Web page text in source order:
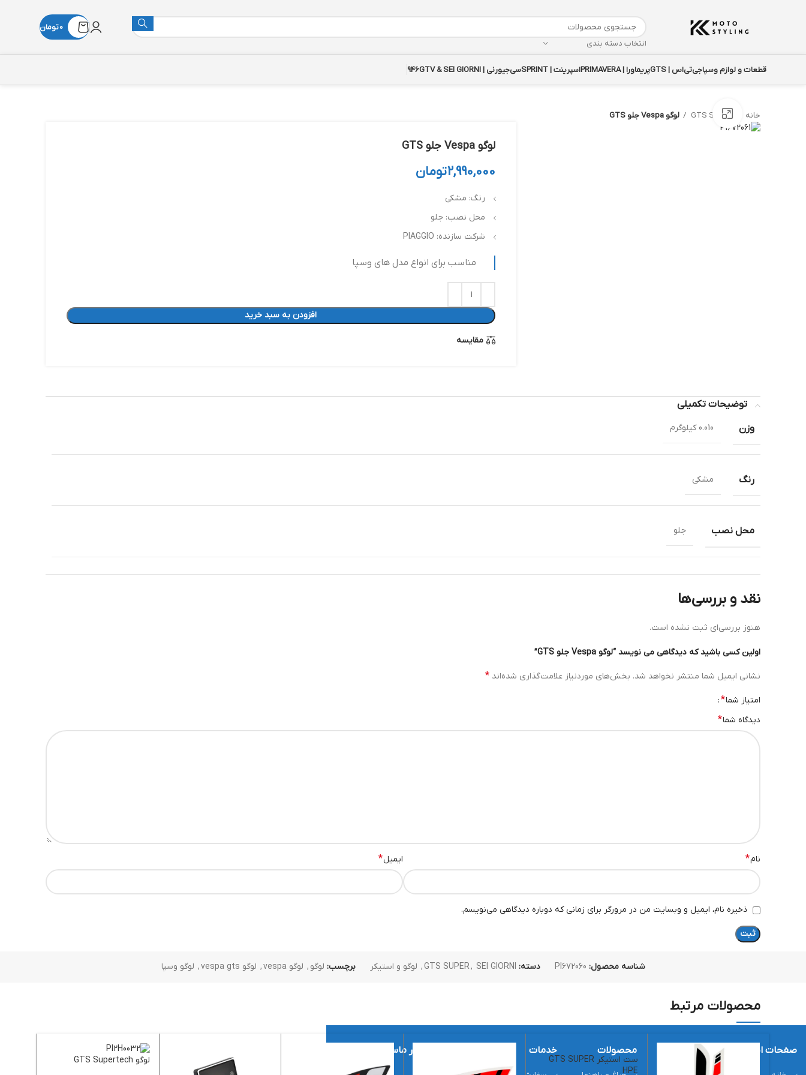
انتخاب دسته بندی
0تومان
قطعات و لوازم وسپاجی‌تی‌اس | GTS پریماورا | PRIMAVERA اسپرینت | SPRINT سی‌جیورنی | GTV & SEI GIORNI 946
خانه GTS SUPER لوگو Vespa جلو GTS
بزرگنمایی تصویر
لوگو Vespa جلو GTS
2,990,000تومان
رنگ: مشکی
محل نصب: جلو
شرکت سازنده: PIAGGIO
مناسب برای انواع مدل های وسپا
افزودن به سبد خرید
مقایسه
توضیحات تکمیلی
وزن
0.010 کیلوگرم
رنگ مشکی
محل نصب جلو
نحوه نصب چسب
شرکت سازنده
نقد و بررسی‌ها
هنوز بررسی‌ای ثبت نشده است.
اولین کسی باشید که دیدگاهی می نویسد “لوگو Vespa جلو GTS”
نشانی ایمیل شما منتشر نخواهد شد. بخش‌های موردنیاز علامت‌گذاری شده‌اند *
امتیاز شما*
دیدگاه شما*
نام* ایمیل*
ذخیره نام، ایمیل و وبسایت من در مرورگر برای زمانی که دوباره دیدگاهی می‌نویسم.
شناسه محصول: PI672060 دسته: GTS SUPER, SEI GIORNI
, لوگو و استیکر برچسب: لوگو , لوگو vespa , لوگو vespa gts , لوگو وسپا
محصولات مرتبط
ست استیکر GTS SUPER
HPE
لوگو GTS Supertech
صفحات اصلی مدل‌های وسپا محصولات خدمات اعتماد شما افتخار ماست